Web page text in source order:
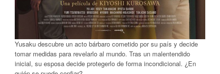
Yusaku descubre un acto bárbaro cometido por su país y decide
tomar medidas para revelarlo al mundo. Tras un malentendido
inicial, su esposa decide protegerlo de forma incondicional. ¿En